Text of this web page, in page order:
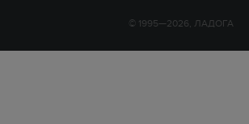
© 1995—2026, ЛАДОГА